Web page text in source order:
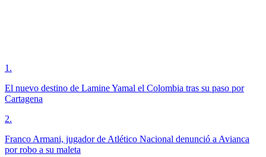
1 .
El nuevo destino de Lamine Yamal el Colombia tras su paso por
Cartagena
2.
Franco Armani, jugador de Atlético Nacional denunció a Avianca
por robo a su maleta